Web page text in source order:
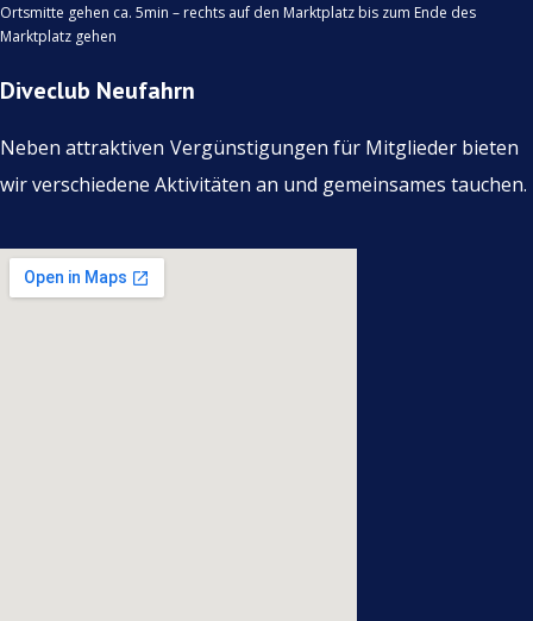
Ortsmitte gehen ca. 5min – rechts auf den Marktplatz bis zum Ende des
Marktplatz gehen
Diveclub Neufahrn
Neben attraktiven Vergünstigungen für Mitglieder bieten
wir verschiedene Aktivitäten an und gemeinsames tauchen.